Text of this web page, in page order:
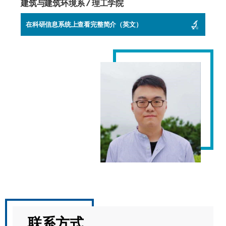
建筑与建筑环境系 / 理工学院
在科研信息系统上查看完整简介（英文）